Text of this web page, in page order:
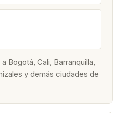
Bogotá, Cali, Barranquilla,
y demás ciudades de